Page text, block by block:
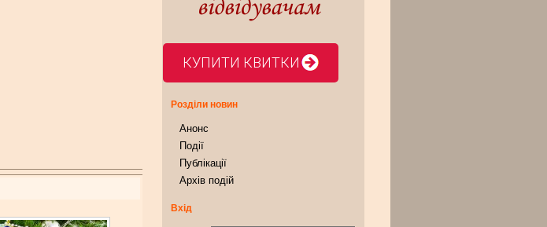
КУПИТИ КВИТКИ
Розділи новин
Анонс
Події
Публікації
Архів подій
Вхід